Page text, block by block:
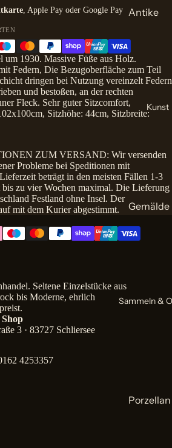
Antike
Schränke
Antike
Sekretäre
Spiegel
he
& Kamine
Leuchter
Kunst
Gemälde
gemälde
Stillleben
Sammeln &
, Apple Pay oder Google Pay
um 1930. Massive Füße aus Holz.
Federn, Die Bezugoberfläche zum Teil
dringen bei Nutzung vereinzelt Federn
und bestoßen, an der rechten
Fleck. Sehr guter Sitzcomfort,
Sitzhöhe: 44cm, Sitzbreite:
ZUM VERSAND: Wir versenden
Probleme bei Speditionen mit
beträgt in den meisten Fällen 1-3
zu vier Wochen maximal. Die Lieferung
Festland ohne Insel. Der
mit dem Kurier abgestimmt.
Seltene Einzelstücke aus
bis Moderne, ehrlich
Shop
3 · 83727 Schliersee
4253357